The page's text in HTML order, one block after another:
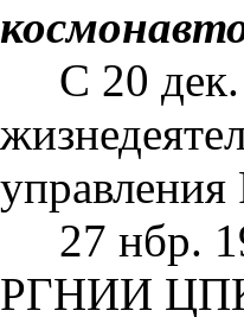
С 20
27 нбр.
РГНИИ